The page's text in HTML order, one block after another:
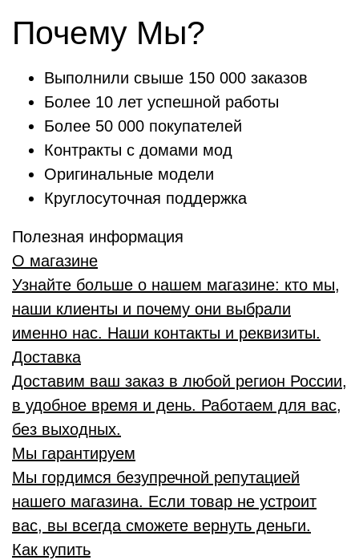
Почему Мы?
Выполнили свыше 150 000 заказов
Более 10 лет успешной работы
Более 50 000 покупателей
Контракты с домами мод
Оригинальные модели
Круглосуточная поддержка
Полезная информация
О магазине
Узнайте больше о нашем магазине: кто мы,
наши клиенты и почему они выбрали
именно нас. Наши контакты и реквизиты.
Доставка
Доставим ваш заказ в любой регион России,
в удобное время и день. Работаем для вас,
без выходных.
Мы гарантируем
Мы гордимся безупречной репутацией
нашего магазина. Если товар не устроит
вас, вы всегда сможете вернуть деньги.
Как купить